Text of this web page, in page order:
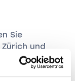
Sie
und